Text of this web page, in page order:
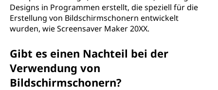
Designs in Programmen erstellt, die speziell für die
Erstellung von Bildschirmschonern entwickelt
wurden, wie Screensaver Maker 20XX.
Gibt es einen Nachteil bei der
Verwendung von
Bildschirmschonern?